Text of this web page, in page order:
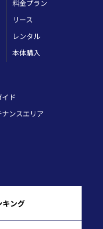
料金プラン
リース
レンタル
本体購入
ド
ンスエリア
キング